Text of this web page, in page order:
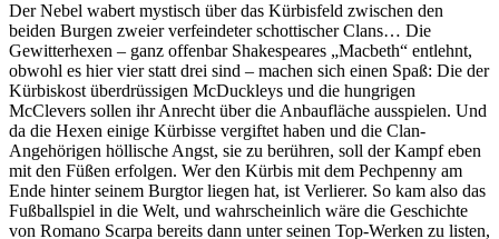
Der Nebel wabert mystisch über das Kürbisfeld zwischen den
beiden Burgen zweier verfeindeter schottischer Clans… Die
Gewitterhexen – ganz offenbar Shakespeares „Macbeth“ entlehnt,
obwohl es hier vier statt drei sind – machen sich einen Spaß: Die der
Kürbiskost überdrüssigen McDuckleys und die hungrigen
McClevers sollen ihr Anrecht über die Anbaufläche ausspielen. Und
da die Hexen einige Kürbisse vergiftet haben und die Clan-
Angehörigen höllische Angst, sie zu berühren, soll der Kampf eben
mit den Füßen erfolgen. Wer den Kürbis mit dem Pechpenny am
Ende hinter seinem Burgtor liegen hat, ist Verlierer. So kam also das
Fußballspiel in die Welt, und wahrscheinlich wäre die Geschichte
von Romano Scarpa bereits dann unter seinen Top-Werken zu listen,